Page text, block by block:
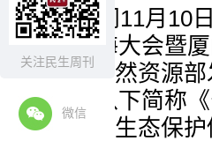
关注民生周刊
微信
本报厦门11月10
2024东亚海大会暨
幕式上，自然资源
2024》（以下简称
式全面反映生态保